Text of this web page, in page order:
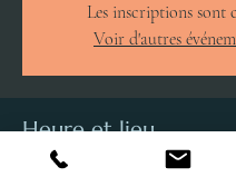
Les inscriptions sont
Voir d'autres
Heure et lieu
01 févr. 2025, 20:00 – 21:00